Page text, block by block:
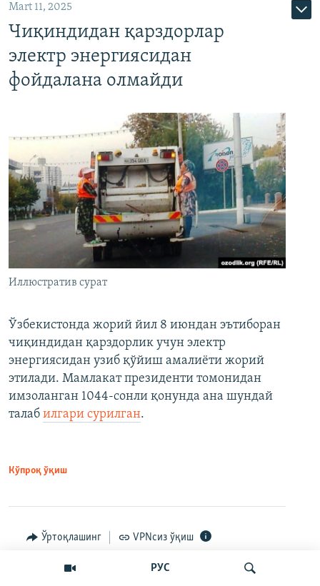
РУС
Mart 11, 2025
Чиқиндидан қарздорлар
электр энергиясидан
фойдалана олмайди
Иллюстратив сурат
Ўзбекистонда жорий йил 8 июндан эътиборан
чиқиндидан қарздорлик учун электр
энергиясидан узиб қўйиш амалиёти жорий
этилади. Мамлакат президенти томонидан
имзоланган 1044-сонли қонунда ана шундай
талаб илгари сурилган.
Кўпроқ ўқиш
Ўртоқлашинг VPNсиз ўқиш